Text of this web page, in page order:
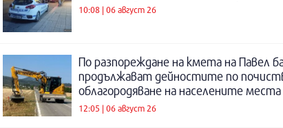
10:08 | 06 август 26
По разпореждане на кмета на Павел
продължават дейностите по
облагородяване на населените места
12:05 | 06 август 26